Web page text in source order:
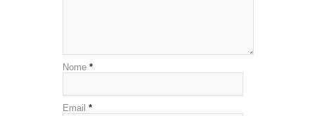
Nome *
Email *